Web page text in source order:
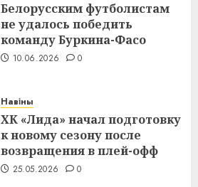
Белорусским футболистам
не удалось победить
команду Буркина-Фасо
10.06.2026 0
Навіны
ХК «Лида» начал подготовку
к новому сезону после
возвращения в плей-офф
25.05.2026 0